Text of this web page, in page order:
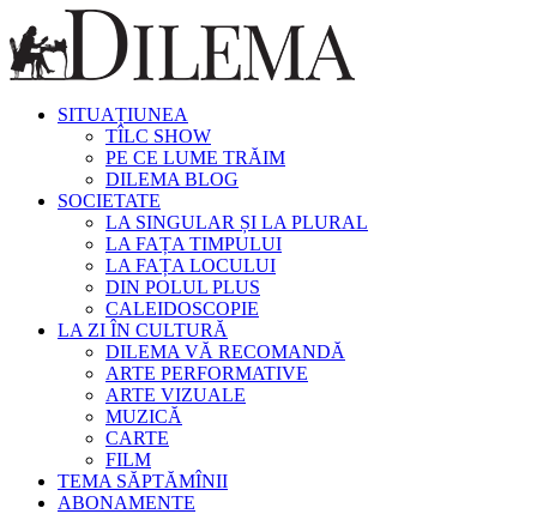
SITUAȚIUNEA
TÎLC SHOW
PE CE LUME TRĂIM
DILEMA BLOG
SOCIETATE
LA SINGULAR ȘI LA PLURAL
LA FAȚA TIMPULUI
LA FAȚA LOCULUI
DIN POLUL PLUS
CALEIDOSCOPIE
LA ZI ÎN CULTURĂ
DILEMA VĂ RECOMANDĂ
ARTE PERFORMATIVE
ARTE VIZUALE
MUZICĂ
CARTE
FILM
TEMA SĂPTĂMÎNII
ABONAMENTE